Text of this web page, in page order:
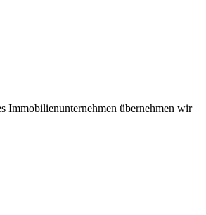
Immobilienunternehmen übernehmen wir